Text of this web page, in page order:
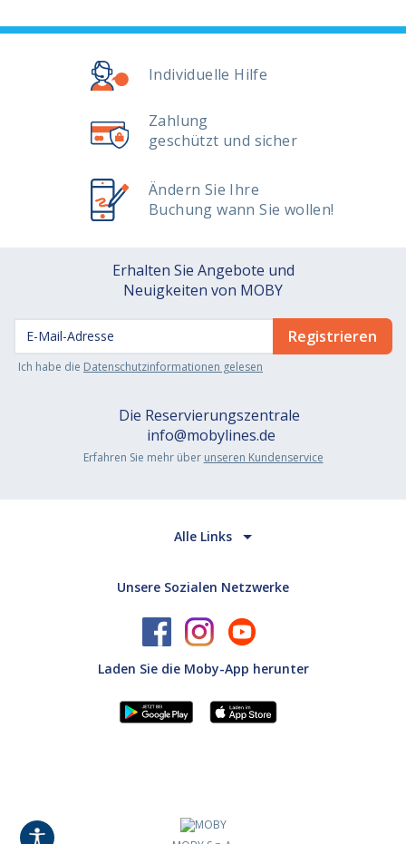
Individuelle Hilfe
Zahlung
geschützt und sicher
Ändern Sie Ihre
Buchung wann Sie wollen!
Erhalten Sie Angebote und
Neuigkeiten von MOBY
Ich habe die Datenschutzinformationen gelesen
Die Reservierungszentrale
info@mobylines.de
Erfahren Sie mehr über unseren Kundenservice
Alle Links
Unsere Sozialen Netzwerke
Laden Sie die Moby-App herunter